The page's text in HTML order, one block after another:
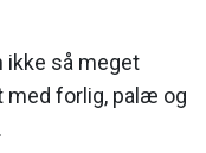
ikke så meget
med forlig, palæ og